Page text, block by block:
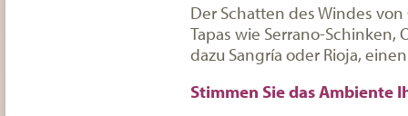
Der Schatten des Windes von
Tapas wie Serrano-Schinken,
dazu Sangría oder Rioja,
Stimmen Sie das Ambiente